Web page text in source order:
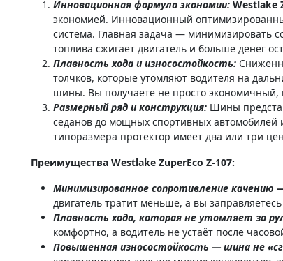
Инновационная формула экономии: Westlake
экономией. Инновационный
система. Главная задача —
топлива сжигает двигатель и больше денег
Плавность хода и износостойкость:
толчков, которые утомляют водителя на
шины. Вы получаете не просто экономичный,
Размерный ряд и конструкция: Шины
седанов до мощных спортивных автомобилей
типоразмера протектор имеет два или три
Преимущества Westlake ZuperEco Z-107:
Минимизированное сопротивление качению
двигатель тратит меньше, а вы
Плавность хода, которая не утомляет за
комфортно, а водитель не устаёт после
Повышенная износостойкость — шина не